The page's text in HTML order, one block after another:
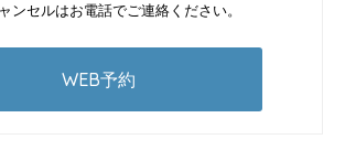
ンセルはお電話でご連絡ください。
WEB予約